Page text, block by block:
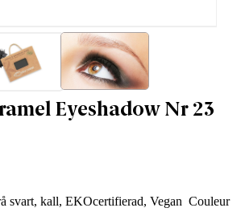
Eyeshadow Nr 23
svart, kall, EKOcertifierad, Vegan Couleur